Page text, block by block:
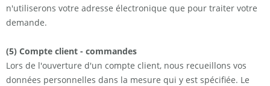
n'utiliserons votre adresse électronique que pour traiter votre
demande.
(5) Compte client - commandes
Lors de l'ouverture d'un compte client, nous recueillons vos
données personnelles dans la mesure qui y est spécifiée. Le